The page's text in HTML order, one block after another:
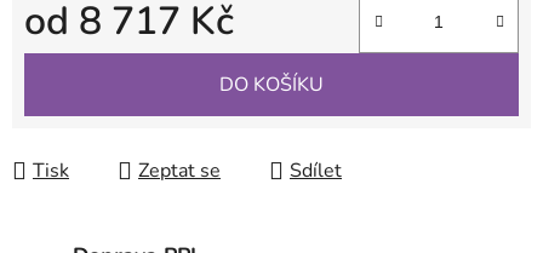
od 8 717 Kč
Měrná cena:
DO KOŠÍKU
Tisk Zeptat se Sdílet